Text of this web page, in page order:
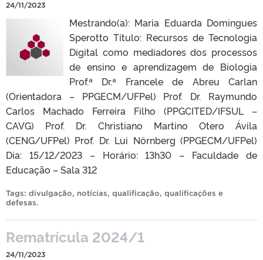
24/11/2023
Mestrando(a): Maria Eduarda Domingues
Sperotto Título: Recursos de Tecnologia
Digital como mediadores dos processos
de ensino e aprendizagem de Biologia
Prof.ª Dr.ª Francele de Abreu Carlan
(Orientadora – PPGECM/UFPel) Prof. Dr. Raymundo
Carlos Machado Ferreira Filho (PPGCITED/IFSUL –
CAVG) Prof. Dr. Christiano Martino Otero Ávila
(CENG/UFPel) Prof. Dr. Lui Nörnberg (PPGECM/UFPel)
Dia: 15/12/2023 – Horário: 13h30 – Faculdade de
Educação – Sala 312
Tags: divulgação, notícias, qualificação, qualificações e
defesas.
Rematrícula 2024/1
24/11/2023